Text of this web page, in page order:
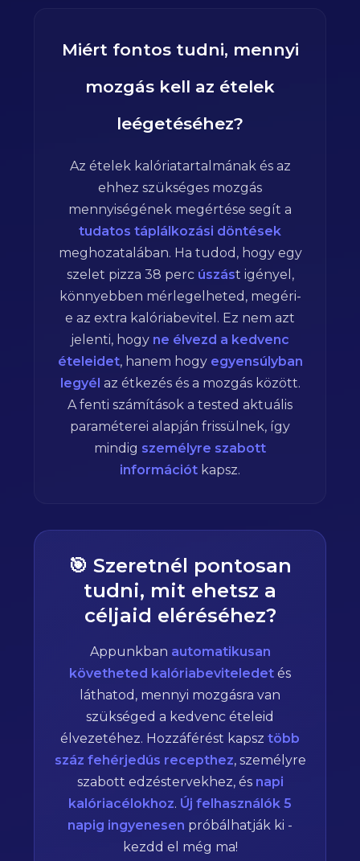
Miért fontos tudni, mennyi
mozgás kell az ételek
leégetéséhez?
Az ételek kalóriatartalmának és az
ehhez szükséges mozgás
mennyiségének megértése segít a
tudatos táplálkozási döntések
meghozatalában. Ha tudod, hogy egy
szelet pizza 38 perc úszást igényel,
könnyebben mérlegelheted, megéri-
e az extra kalóriabevitel. Ez nem azt
jelenti, hogy ne élvezd a kedvenc
ételeidet, hanem hogy egyensúlyban
legyél az étkezés és a mozgás között.
A fenti számítások a tested aktuális
paraméterei alapján frissülnek, így
mindig személyre szabott
információt kapsz.
🎯 Szeretnél pontosan
tudni, mit ehetsz a
céljaid eléréséhez?
Appunkban automatikusan
követheted kalóriabeviteledet és
láthatod, mennyi mozgásra van
szükséged a kedvenc ételeid
élvezetéhez. Hozzáférést kapsz több
száz fehérjedús recepthez, személyre
szabott edzéstervekhez, és napi
kalóriacélokhoz. Új felhasználók 5
napig ingyenesen próbálhatják ki -
kezdd el még ma!